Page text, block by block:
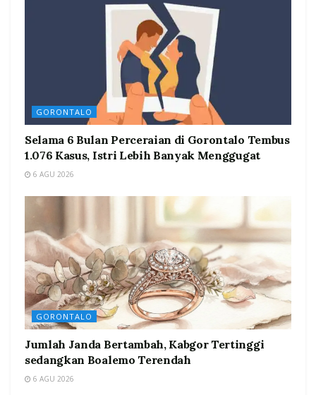
GORONTALO
Selama 6 Bulan Perceraian di Gorontalo Tembus
1.076 Kasus, Istri Lebih Banyak Menggugat
6 AGU 2026
GORONTALO
Jumlah Janda Bertambah, Kabgor Tertinggi
sedangkan Boalemo Terendah
6 AGU 2026